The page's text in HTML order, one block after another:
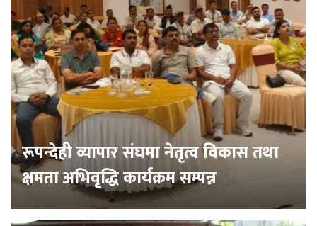
रूपन्देही व्यापार संघमा नेतृत्व विकास तथा
क्षमता अभिवृद्धि कार्यक्रम सम्पन्न